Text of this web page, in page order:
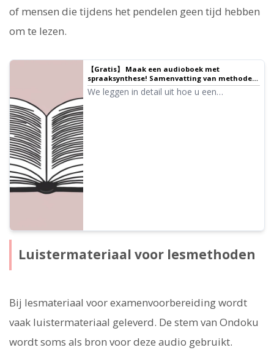
of mensen die tijdens het pendelen geen tijd hebben
om te lezen.
【Gratis】 Maak een audioboek met
spraaksynthese! Samenvatting van methoden
om zelf audioboeken te maken met
voorleesdiensten ｜ Tekst-naar-spraak
We leggen in detail uit hoe u een
Luistermateriaal voor lesmethoden
Bij lesmateriaal voor examenvoorbereiding wordt
vaak luistermateriaal geleverd. De stem van Ondoku
wordt soms als bron voor deze audio gebruikt.